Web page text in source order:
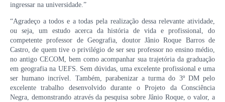
ingressar na universidade.”
“Agradeço a todos e a todas pela realização dessa relevante atividade,
ou seja, um estudo acerca da história de vida e profissional, do
competente professor de Geografia, doutor Jânio Roque Barros de
Castro, de quem tive o privilégio de ser seu professor no ensino médio,
no antigo CECOM, bem como acompanhar sua trajetória da graduação
em geografia na UEFS. Sem dúvidas, uma excelente profissional e uma
ser humano incrível. Também, parabenizar a turma do 3º DM pelo
excelente trabalho desenvolvido durante o Projeto da Consciência
Negra, demonstrando através da pesquisa sobre Jânio Roque, o valor, a